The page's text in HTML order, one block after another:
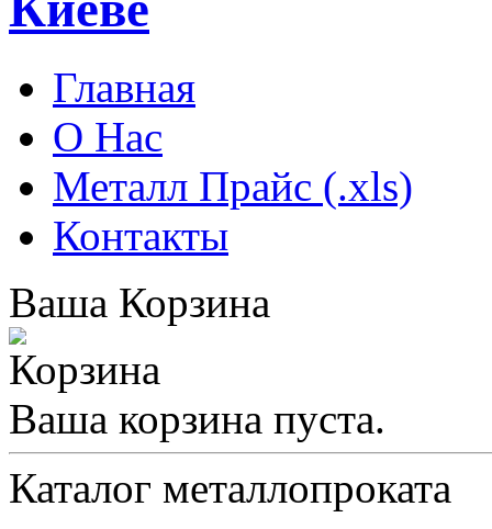
Главная
О Нас
Металл Прайс (.xls)
Контакты
Ваша Корзина
Ваша корзина пуста.
Каталог металлопроката